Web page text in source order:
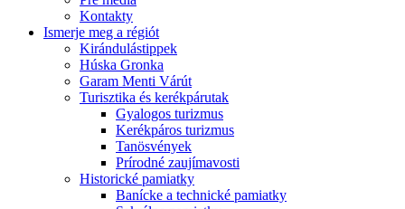
Kontakty
Ismerje meg a régiót
Kirándulástippek
Húska Gronka
Garam Menti Várút
Turisztika és kerékpárutak
Gyalogos turizmus
Kerékpáros turizmus
Tanösvények
Prírodné zaujímavosti
Historické pamiatky
Banícke a technické pamiatky